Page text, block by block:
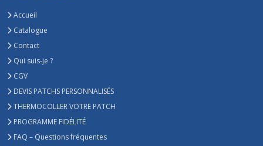
Accueil
Catalogue
Contact
Qui suis-je ?
CGV
DEVIS PATCHS PERSONNALISÉS
THERMOCOLLER VOTRE PATCH
PROGRAMME FIDÉLITÉ
FAQ – Questions fréquentes